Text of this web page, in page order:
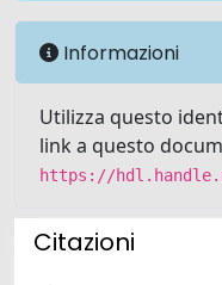
Informazioni
Utilizza questo
link a questo
https://
Citazioni